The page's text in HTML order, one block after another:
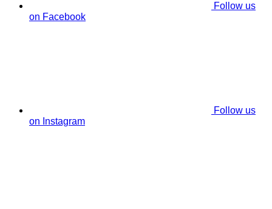
Follow us
on Facebook
Follow us
on Instagram